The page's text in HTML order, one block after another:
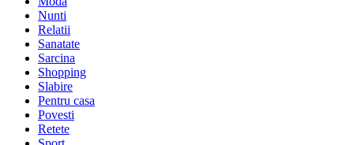
Nunti
Relatii
Sanatate
Sarcina
Shopping
Slabire
Pentru casa
Povesti
Retete